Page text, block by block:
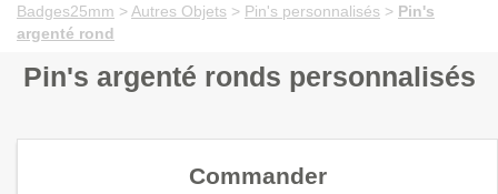
v
e
l
a
Badges25mm > Autres Objets > Pin's personnalisés > Pin's
argenté rond
Pin's argenté ronds personnalisés
Commander